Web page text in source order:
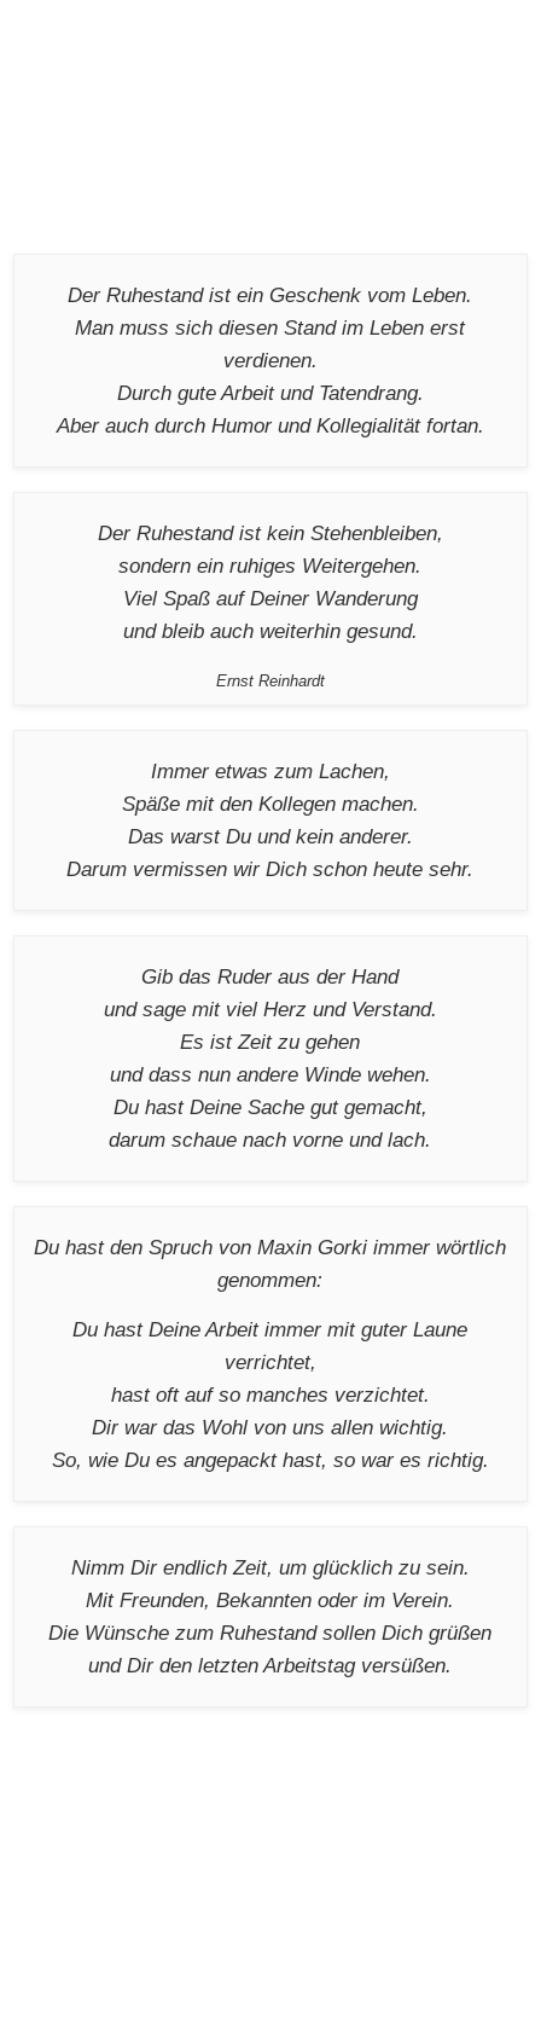
Der Ruhestand ist ein Geschenk vom Leben.
Man muss sich diesen Stand im Leben erst
verdienen.
Durch gute Arbeit und Tatendrang.
Aber auch durch Humor und Kollegialität fortan.
Der Ruhestand ist kein Stehenbleiben,
sondern ein ruhiges Weitergehen.
Viel Spaß auf Deiner Wanderung
und bleib auch weiterhin gesund.
Ernst Reinhardt
Immer etwas zum Lachen,
Späße mit den Kollegen machen.
Das warst Du und kein anderer.
Darum vermissen wir Dich schon heute sehr.
Gib das Ruder aus der Hand
und sage mit viel Herz und Verstand.
Es ist Zeit zu gehen
und dass nun andere Winde wehen.
Du hast Deine Sache gut gemacht,
darum schaue nach vorne und lach.
Du hast den Spruch von Maxin Gorki immer wörtlich
genommen:
Du hast Deine Arbeit immer mit guter Laune
verrichtet,
hast oft auf so manches verzichtet.
Dir war das Wohl von uns allen wichtig.
So, wie Du es angepackt hast, so war es richtig.
Nimm Dir endlich Zeit, um glücklich zu sein.
Mit Freunden, Bekannten oder im Verein.
Die Wünsche zum Ruhestand sollen Dich grüßen
und Dir den letzten Arbeitstag versüßen.